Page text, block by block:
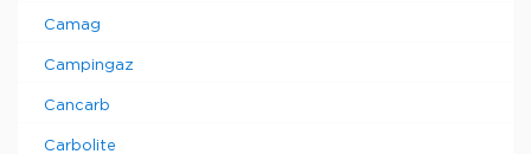
Camag
Campingaz
Cancarb
Carbolite